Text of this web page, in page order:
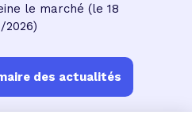
le marché (le 18
2026)
des actualités